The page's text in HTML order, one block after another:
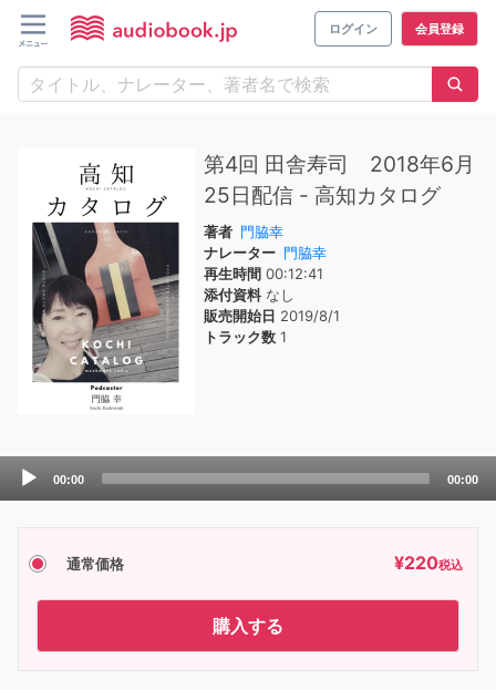
ログイン 会員登録
第4回 田舎寿司 2018年6月
25日配信 - 高知カタログ
著者 門脇幸
ナレーター 門脇幸
再生時間 00:12:41
添付資料なし
販売開始日 2019/8/1
トラック数 1
Audio
Player
00:00 00:00
通常価格 ¥220税込
購入する